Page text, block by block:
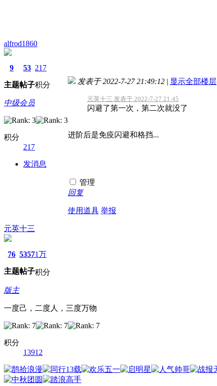
alfrod1860
9
主题
53
帖子
217
积分
中级会员
积分
217
发消息
发表于 2022-7-27 21:49:12 | 显示全部楼层
元英十三 发表于 2022-7-27 21:45
闪避了第一次，第二次就没了
进阶后是免疫闪避和格挡...
管理
回复
使用道具 举报
元英十三
76
主题
5357
帖子
1万
积分
版主
一度己，二度人，三度万物
积分
13912